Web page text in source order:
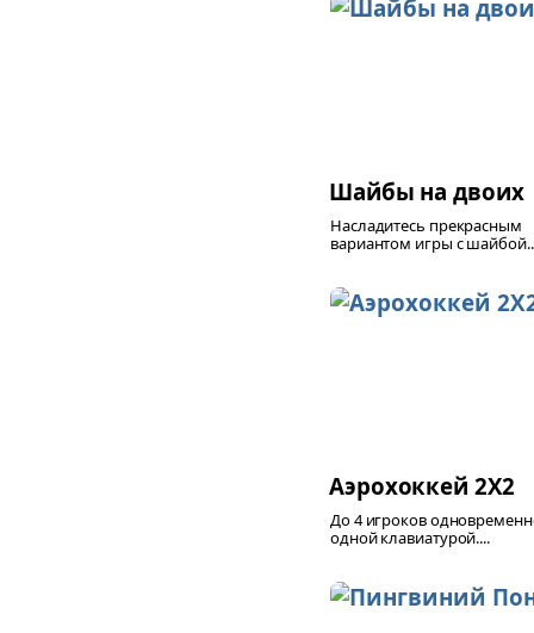
Шайбы на двоих
Насладитесь прекрасным
вариантом игры с
Аэрохоккей 2X2
До 4 игроков
одной клавиатурой....